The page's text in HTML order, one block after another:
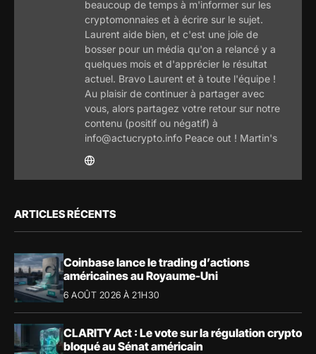
beaucoup de temps à m'informer sur les
cryptomonnaies et à écrire sur le sujet.
Laurent aide bien, et c'est une joie de
bosser pour un média qu'on a relancé y a
quelques mois et d'apprécier le résultat
actuel. Bravo Laurent et à toute l'équipe !
Au plaisir de continuer à partager avec
vous, alors partagez votre retour sur notre
contenu (positif ou négatif) à
info@actucrypto.info Peace out ! Martin's
ARTICLES RÉCENTS
Coinbase lance le trading d’actions
américaines au Royaume-Uni
6 AOÛT 2026 À 21H30
CLARITY Act : Le vote sur la régulation crypto
bloqué au Sénat américain